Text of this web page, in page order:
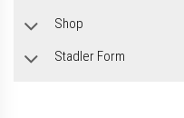
Shop
Stadler Form